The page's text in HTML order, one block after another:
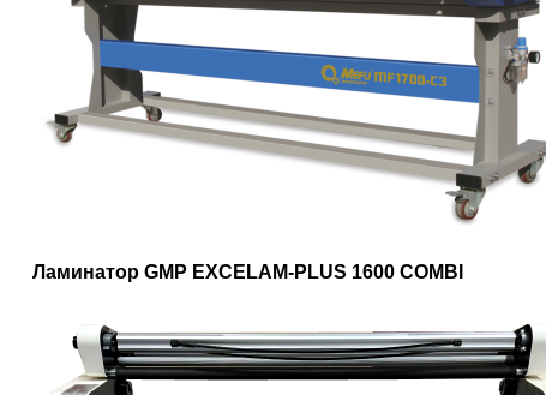
Ламинатор GMP EXCELAM-PLUS 1600 COMBI